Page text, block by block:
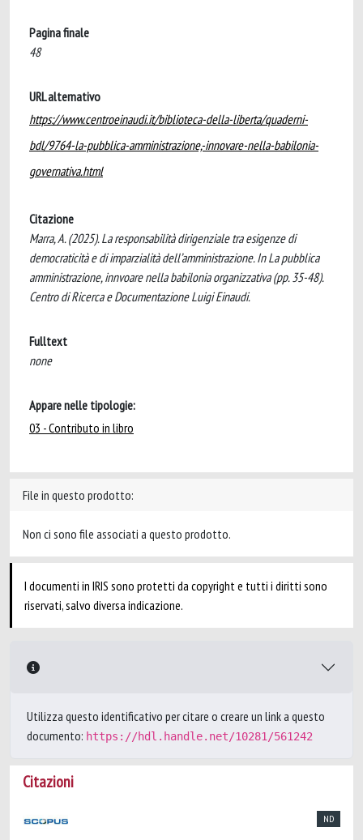
Pagina finale
48
URL alternativo
https://www.centroeinaudi.it/biblioteca-della-liberta/quaderni-
bdl/9764-la-pubblica-amministrazione,-innovare-nella-babilonia-
governativa.html
Citazione
Marra, A. (2025). La responsabilità dirigenziale tra esigenze di
democraticità e di imparzialità dell’amministrazione. In La pubblica
amministrazione, innvoare nella babilonia organizzativa (pp. 35-48).
Centro di Ricerca e Documentazione Luigi Einaudi.
Fulltext
none
Appare nelle tipologie:
03 - Contributo in libro
File in questo prodotto:
Non ci sono file associati a questo prodotto.
I documenti in IRIS sono protetti da copyright e tutti i diritti sono
riservati, salvo diversa indicazione.
Utilizza questo identificativo per citare o creare un link a questo
documento: https://hdl.handle.net/10281/561242
Citazioni
ND